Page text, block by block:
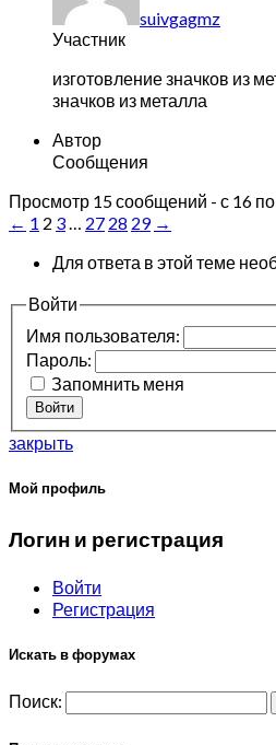
suivgagmz
Участник
изготовление значков из
значков из металла
Автор
Сообщения
Просмотр 15 сообщений - с 16 по
← 1 2 3… 27 28 29 →
Для ответа в этой теме
Войти
Имя пользователя:
Пароль:
Запомнить меня
Войти
закрыть
Мой профиль
Логин и регистрация
Войти
Регистрация
Искать в форумах
Поиск: